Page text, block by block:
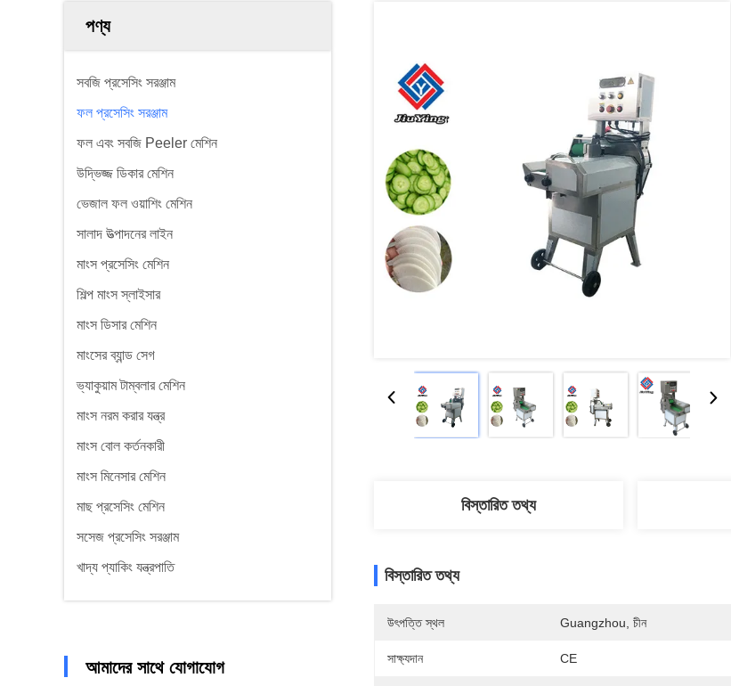
পণ্য
সবজি প্রসেসিং সরঞ্জাম
ফল প্রসেসিং সরঞ্জাম
ফল এবং সবজি Peeler মেশিন
উদ্ভিজ্জ ডিকার মেশিন
ভেজাল ফল ওয়াশিং মেশিন
সালাদ উত্পাদনের লাইন
মাংস প্রসেসিং মেশিন
শিল্প মাংস স্লাইসার
মাংস ডিসার মেশিন
মাংসের ব্যান্ড সেগ
ভ্যাকুয়াম টাম্বলার মেশিন
মাংস নরম করার যন্ত্র
মাংস বোল কর্তনকারী
মাংস মিনেসার মেশিন
মাছ প্রসেসিং মেশিন
সসেজ প্রসেসিং সরঞ্জাম
খাদ্য প্যাকিং যন্ত্রপাতি
আমাদের সাথে যোগাযোগ
বিস্তারিত তথ্য
বিস্তারিত তথ্য
উৎপত্তি স্থল Guangzhou, চীন
সাক্ষ্যদান CE